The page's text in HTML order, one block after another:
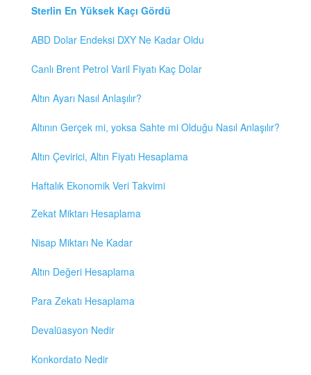
Sterlin En Yüksek Kaçı Gördü
ABD Dolar Endeksi DXY Ne Kadar Oldu
Canlı Brent Petrol Varil Fiyatı Kaç Dolar
Altın Ayarı Nasıl Anlaşılır?
Altının Gerçek mi, yoksa Sahte mi Olduğu Nasıl Anlaşılır?
Altın Çevirici, Altın Fiyatı Hesaplama
Haftalık Ekonomik Veri Takvimi
Zekat Miktarı Hesaplama
Nisap Miktarı Ne Kadar
Altın Değeri Hesaplama
Para Zekatı Hesaplama
Devalüasyon Nedir
Konkordato Nedir